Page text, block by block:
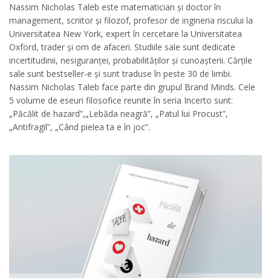
Nassim Nicholas Taleb este matematician și doctor în
management, scriitor și filozof, profesor de ingineria riscului la
Universitatea New York, expert în cercetare la Universitatea
Oxford, trader și om de afaceri. Studiile sale sunt dedicate
incertitudinii, nesiguranței, probabilităților și cunoașterii. Cărțile
sale sunt bestseller-e și sunt traduse în peste 30 de limbi.
Nassim Nicholas Taleb face parte din grupul Brand Minds. Cele
5 volume de eseuri filosofice reunite în seria Incerto sunt:
„Păcălit de hazard”,„Lebăda neagră”, „Patul lui Procust”,
„Antifragil”, „Când pielea ta e în joc”.